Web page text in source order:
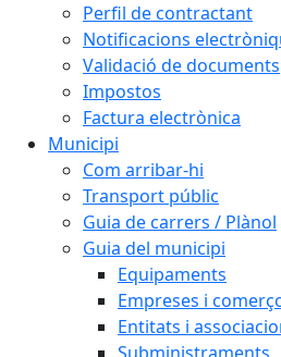
Perfil de contractant
Notificacions
Validació de documents
Impostos
Factura electrònica
Municipi
Com arribar-hi
Transport públic
Guia de carrers / Plànol
Guia del municipi
Equipaments
Empreses i
Entitats i